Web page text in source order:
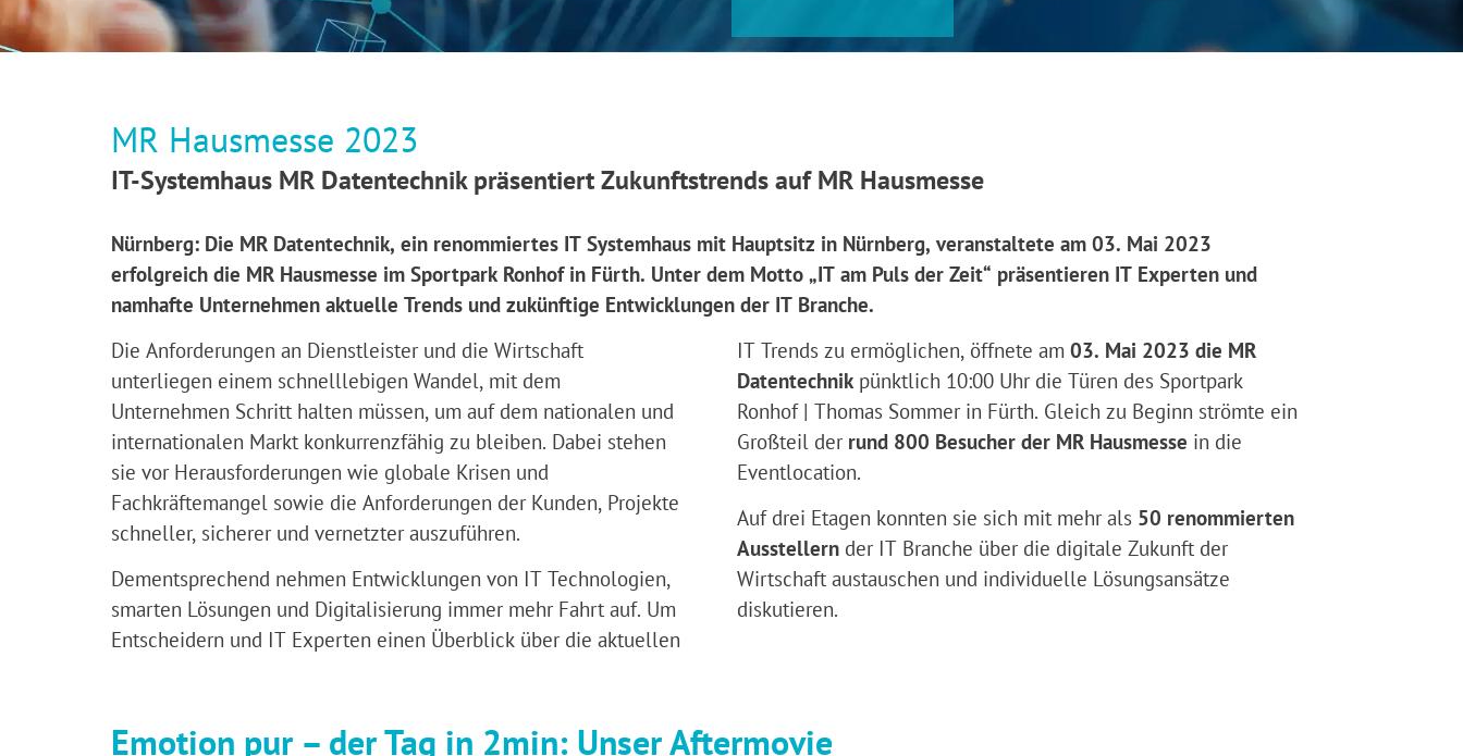
MR Hausmesse 2023
IT-Systemhaus MR Datentechnik präsentiert Zukunftstrends auf MR Hausmesse
Nürnberg: Die MR Datentechnik, ein renommiertes IT Systemhaus mit Hauptsitz in Nürnberg, veranstaltete am 03. Mai 2023
erfolgreich die MR Hausmesse im Sportpark Ronhof in Fürth. Unter dem Motto „IT am Puls der Zeit“ präsentieren IT Experten und
namhafte Unternehmen aktuelle Trends und zukünftige Entwicklungen der IT Branche.
Die Anforderungen an Dienstleister und die Wirtschaft
unterliegen einem schnelllebigen Wandel, mit dem
Unternehmen Schritt halten müssen, um auf dem nationalen und
internationalen Markt konkurrenzfähig zu bleiben. Dabei stehen
sie vor Herausforderungen wie globale Krisen und
Fachkräftemangel sowie die Anforderungen der Kunden, Projekte
schneller, sicherer und vernetzter auszuführen.
Dementsprechend nehmen Entwicklungen von IT Technologien,
smarten Lösungen und Digitalisierung immer mehr Fahrt auf. Um
Entscheidern und IT Experten einen Überblick über die aktuellen
IT Trends zu ermöglichen, öffnete am 03. Mai 2023 die MR
Datentechnik pünktlich 10:00 Uhr die Türen des Sportpark
Ronhof | Thomas Sommer in Fürth. Gleich zu Beginn strömte ein
Großteil der rund 800 Besucher der MR Hausmesse in die
Eventlocation.
Auf drei Etagen konnten sie sich mit mehr als 50 renommierten
Ausstellern der IT Branche über die digitale Zukunft der
Wirtschaft austauschen und individuelle Lösungsansätze
diskutieren.
Emotion pur – der Tag in 2min: Unser Aftermovie